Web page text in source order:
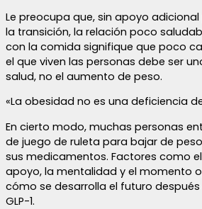
Le preocupa que, sin apoyo
la transición, la relación poco
con la comida signifique que poco
el que viven las personas debe ser
salud, no el aumento de peso.
«La obesidad no es una deficiencia de
En cierto modo, muchas personas
de juego de ruleta para bajar de
sus medicamentos. Factores como
apoyo, la mentalidad y el momento
cómo se desarrolla el futuro
GLP-1.